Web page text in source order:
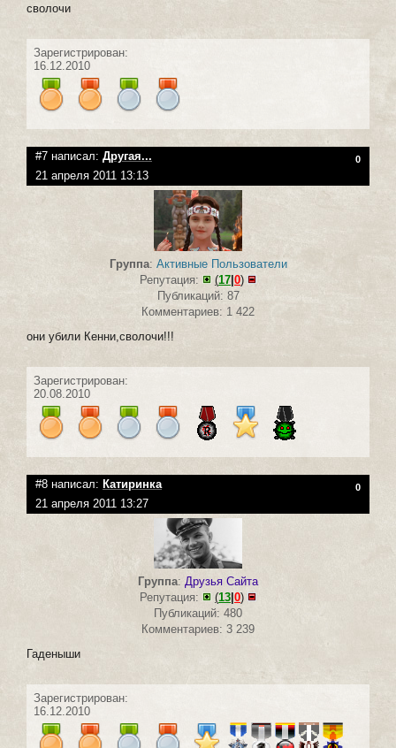
сволочи
Зарегистрирован:
16.12.2010
#7 написал: Другая... 0
21 апреля 2011 13:13
Группа: Активные Пользователи
Репутация:
(17 0)
Публикаций: 87
Комментариев: 1 422
они убили Кенни,сволочи!!!
Зарегистрирован:
20.08.2010
#8 написал: Катиринка 0
21 апреля 2011 13:27
Группа: Друзья Сайта
Репутация:
(13 0)
Публикаций: 480
Комментариев: 3 239
Гаденыши
Зарегистрирован:
16.12.2010